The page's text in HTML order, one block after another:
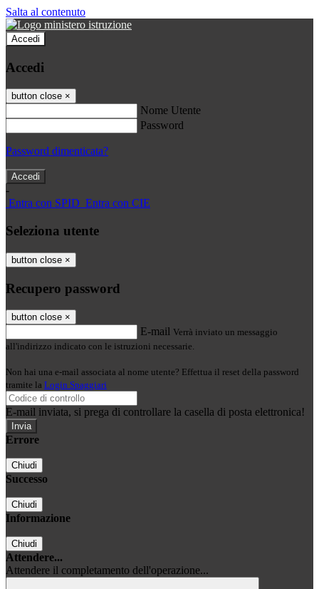
Salta al contenuto
Accedi
Accedi
button close ×
Nome Utente
Password
Password dimenticata?
-
Entra con SPID Entra con CIE
Seleziona utente
button close ×
Recupero password
button close ×
E-mail Verrà inviato un messaggio
all'indirizzo indicato con le istruzioni necessarie.
Non hai una e-mail associata al nome utente? Effettua il reset della password
tramite la Login Spaggiari
E-mail inviata, si prega di controllare la casella di posta elettronica!
Errore
Chiudi
Successo
Chiudi
Informazione
Chiudi
Attendere...
Attendere il completamento dell'operazione...